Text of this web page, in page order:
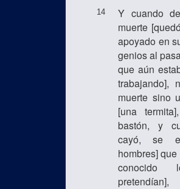
14
Y cuando
muerte
apoyado en
genios al
que aún
trabajando],
muerte sino
[una
bastón, y
cayó, se
hombres]
conocido